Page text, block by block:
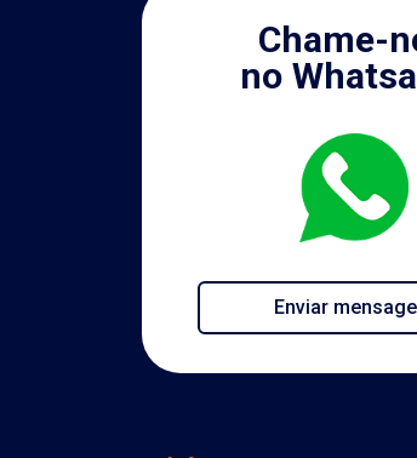
Chame-
no
Enviar